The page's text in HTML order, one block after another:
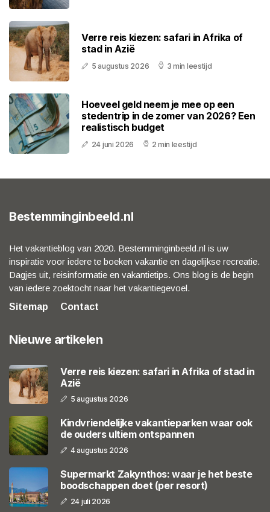
Verre reis kiezen: safari in Afrika of
stad in Azië
5 augustus 2026 3 min leestijd
Hoeveel geld neem je mee op een
stedentrip in de zomer van 2026? Een
realistisch budget
24 juni 2026 2 min leestijd
Bestemminginbeeld.nl
Het vakantieblog van 2020. Bestemminginbeeld.nl is uw
inspiratie voor iedere te boeken vakantie en dagelijkse recreatie.
Dagjes uit, reisinformatie en vakantietips. Ons blog is de begin
van iedere zoektocht naar het vakantiegevoel.
Sitemap
Contact
Nieuwe artikelen
Verre reis kiezen: safari in Afrika of stad in
Azië
5 augustus 2026
Kindvriendelijke vakantieparken waar ook
de ouders ultiem ontspannen
4 augustus 2026
Supermarkt Zakynthos: waar je het beste
boodschappen doet (per resort)
24 juli 2026